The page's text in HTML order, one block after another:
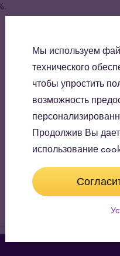
Мы используем
технического
чтобы упростить
возможность
Продолжив Вы
использование